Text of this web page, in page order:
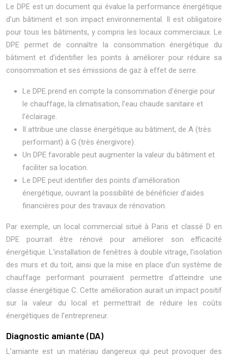
Le DPE est un document qui évalue la performance énergétique
d’un bâtiment et son impact environnemental. Il est obligatoire
pour tous les bâtiments, y compris les locaux commerciaux. Le
DPE permet de connaître la consommation énergétique du
bâtiment et d’identifier les points à améliorer pour réduire sa
consommation et ses émissions de gaz à effet de serre.
Le DPE prend en compte la consommation d’énergie pour
le chauffage, la climatisation, l’eau chaude sanitaire et
l’éclairage.
Il attribue une classe énergétique au bâtiment, de A (très
performant) à G (très énergivore).
Un DPE favorable peut augmenter la valeur du bâtiment et
faciliter sa location.
Le DPE peut identifier des points d’amélioration
énergétique, ouvrant la possibilité de bénéficier d’aides
financières pour des travaux de rénovation.
Par exemple, un local commercial situé à Paris et classé D en
DPE pourrait être rénové pour améliorer son efficacité
énergétique. L’installation de fenêtres à double vitrage, l’isolation
des murs et du toit, ainsi que la mise en place d’un système de
chauffage performant pourraient permettre d’atteindre une
classe énergétique C. Cette amélioration aurait un impact positif
sur la valeur du local et permettrait de réduire les coûts
énergétiques de l’entrepreneur.
Diagnostic amiante (DA)
L’amiante est un matériau dangereux qui peut provoquer des